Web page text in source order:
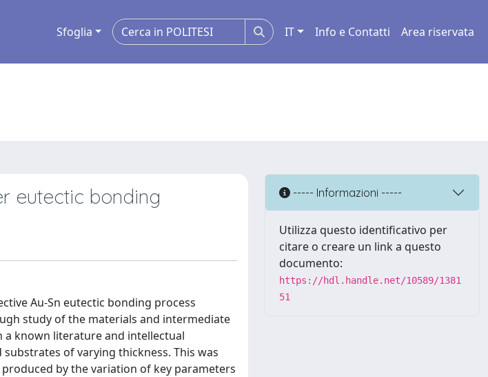
Sfoglia IT Info e Contatti Area riservata
eutectic bonding
Au-Sn eutectic bonding process
study of the materials and intermediate
known literature and intellectual
of varying thickness. This was
by the variation of key parameters
----- Informazioni -----
Utilizza questo identificativo per
citare o creare un link a questo
documento:
https://hdl.handle.net/10589/1381
51